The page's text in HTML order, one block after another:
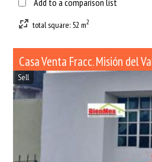
total square: 52 m2
Casa Venta Fracc. Misión del
Sell